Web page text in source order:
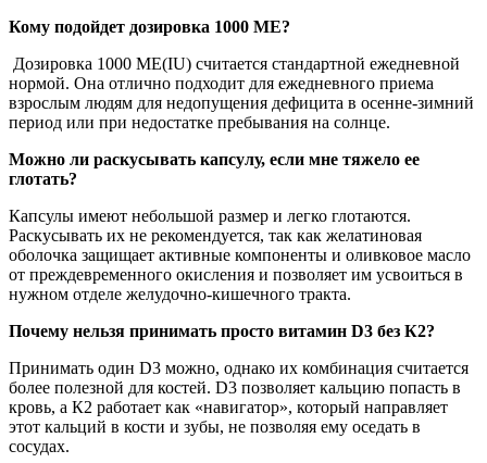
Кому подойдет дозировка 1000 МЕ?
Дозировка 1000 МЕ(IU) считается стандартной ежедневной
нормой. Она отлично подходит для ежедневного приема
взрослым людям для недопущения дефицита в осенне-зимний
период или при недостатке пребывания на солнце.
Можно ли раскусывать капсулу, если мне тяжело ее
глотать?
Капсулы имеют небольшой размер и легко глотаются.
Раскусывать их не рекомендуется, так как желатиновая
оболочка защищает активные компоненты и оливковое масло
от преждевременного окисления и позволяет им усвоиться в
нужном отделе желудочно-кишечного тракта.
Почему нельзя принимать просто витамин D3 без К2?
Принимать один D3 можно, однако их комбинация считается
более полезной для костей. D3 позволяет кальцию попасть в
кровь, а К2 работает как «навигатор», который направляет
этот кальций в кости и зубы, не позволяя ему оседать в
сосудах.